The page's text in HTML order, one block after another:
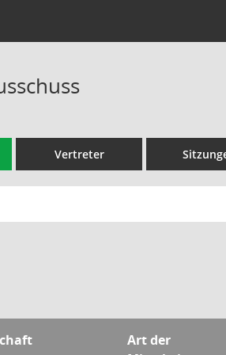
Vertreter
Art der